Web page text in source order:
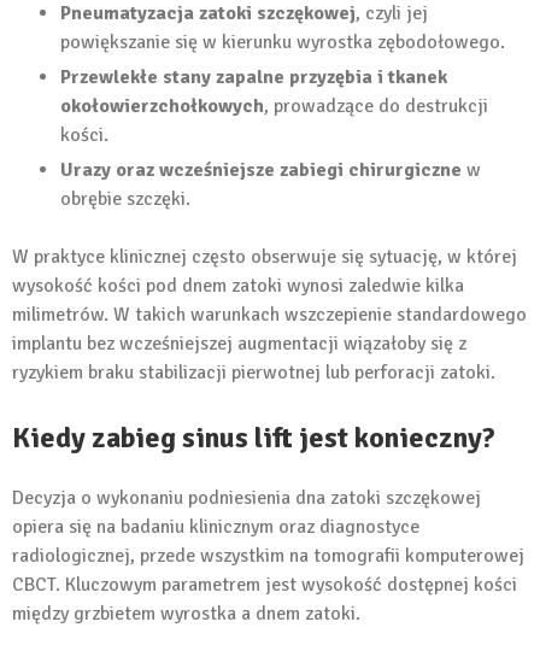
Pneumatyzacja zatoki szczękowej, czyli jej
powiększanie się w kierunku wyrostka zębodołowego.
Przewlekłe stany zapalne przyzębia i tkanek
okołowierzchołkowych, prowadzące do destrukcji
kości.
Urazy oraz wcześniejsze zabiegi chirurgiczne w
obrębie szczęki.
W praktyce klinicznej często obserwuje się sytuację, w której
wysokość kości pod dnem zatoki wynosi zaledwie kilka
milimetrów. W takich warunkach wszczepienie standardowego
implantu bez wcześniejszej augmentacji wiązałoby się z
ryzykiem braku stabilizacji pierwotnej lub perforacji zatoki.
Kiedy zabieg sinus lift jest konieczny?
Decyzja o wykonaniu podniesienia dna zatoki szczękowej
opiera się na badaniu klinicznym oraz diagnostyce
radiologicznej, przede wszystkim na tomografii komputerowej
CBCT. Kluczowym parametrem jest wysokość dostępnej kości
między grzbietem wyrostka a dnem zatoki.